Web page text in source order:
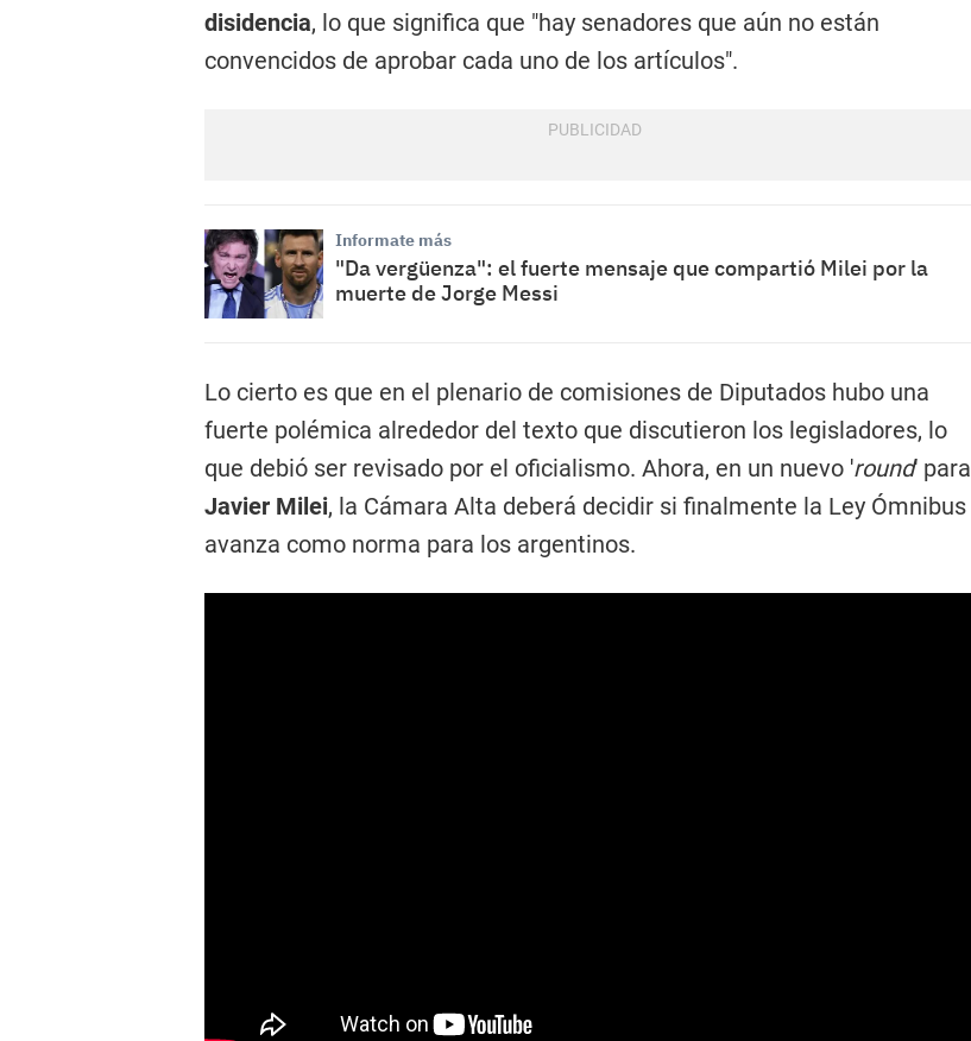
disidencia, lo que significa que "hay senadores que aún no están
convencidos de aprobar cada uno de los artículos".
Informate más
"Da vergüenza": el fuerte mensaje que compartió Milei por la
muerte de Jorge Messi
Lo cierto es que en el plenario de comisiones de Diputados hubo una
fuerte polémica alrededor del texto que discutieron los legisladores, lo
que debió ser revisado por el oficialismo. Ahora, en un nuevo 'round' para
Javier Milei, la Cámara Alta deberá decidir si finalmente la Ley Ómnibus
avanza como norma para los argentinos.